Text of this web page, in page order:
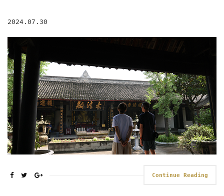
2024.07.30
Continue Reading